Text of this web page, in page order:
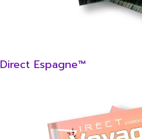
Direct Espagne™